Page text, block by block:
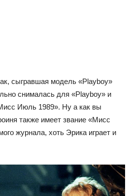
сыгравшая модель «Playboy»
снималась для «Playboy» и
Июль 1989». Ну а как вы
также имеет звание «Мисс
журнала, хоть Эрика играет и